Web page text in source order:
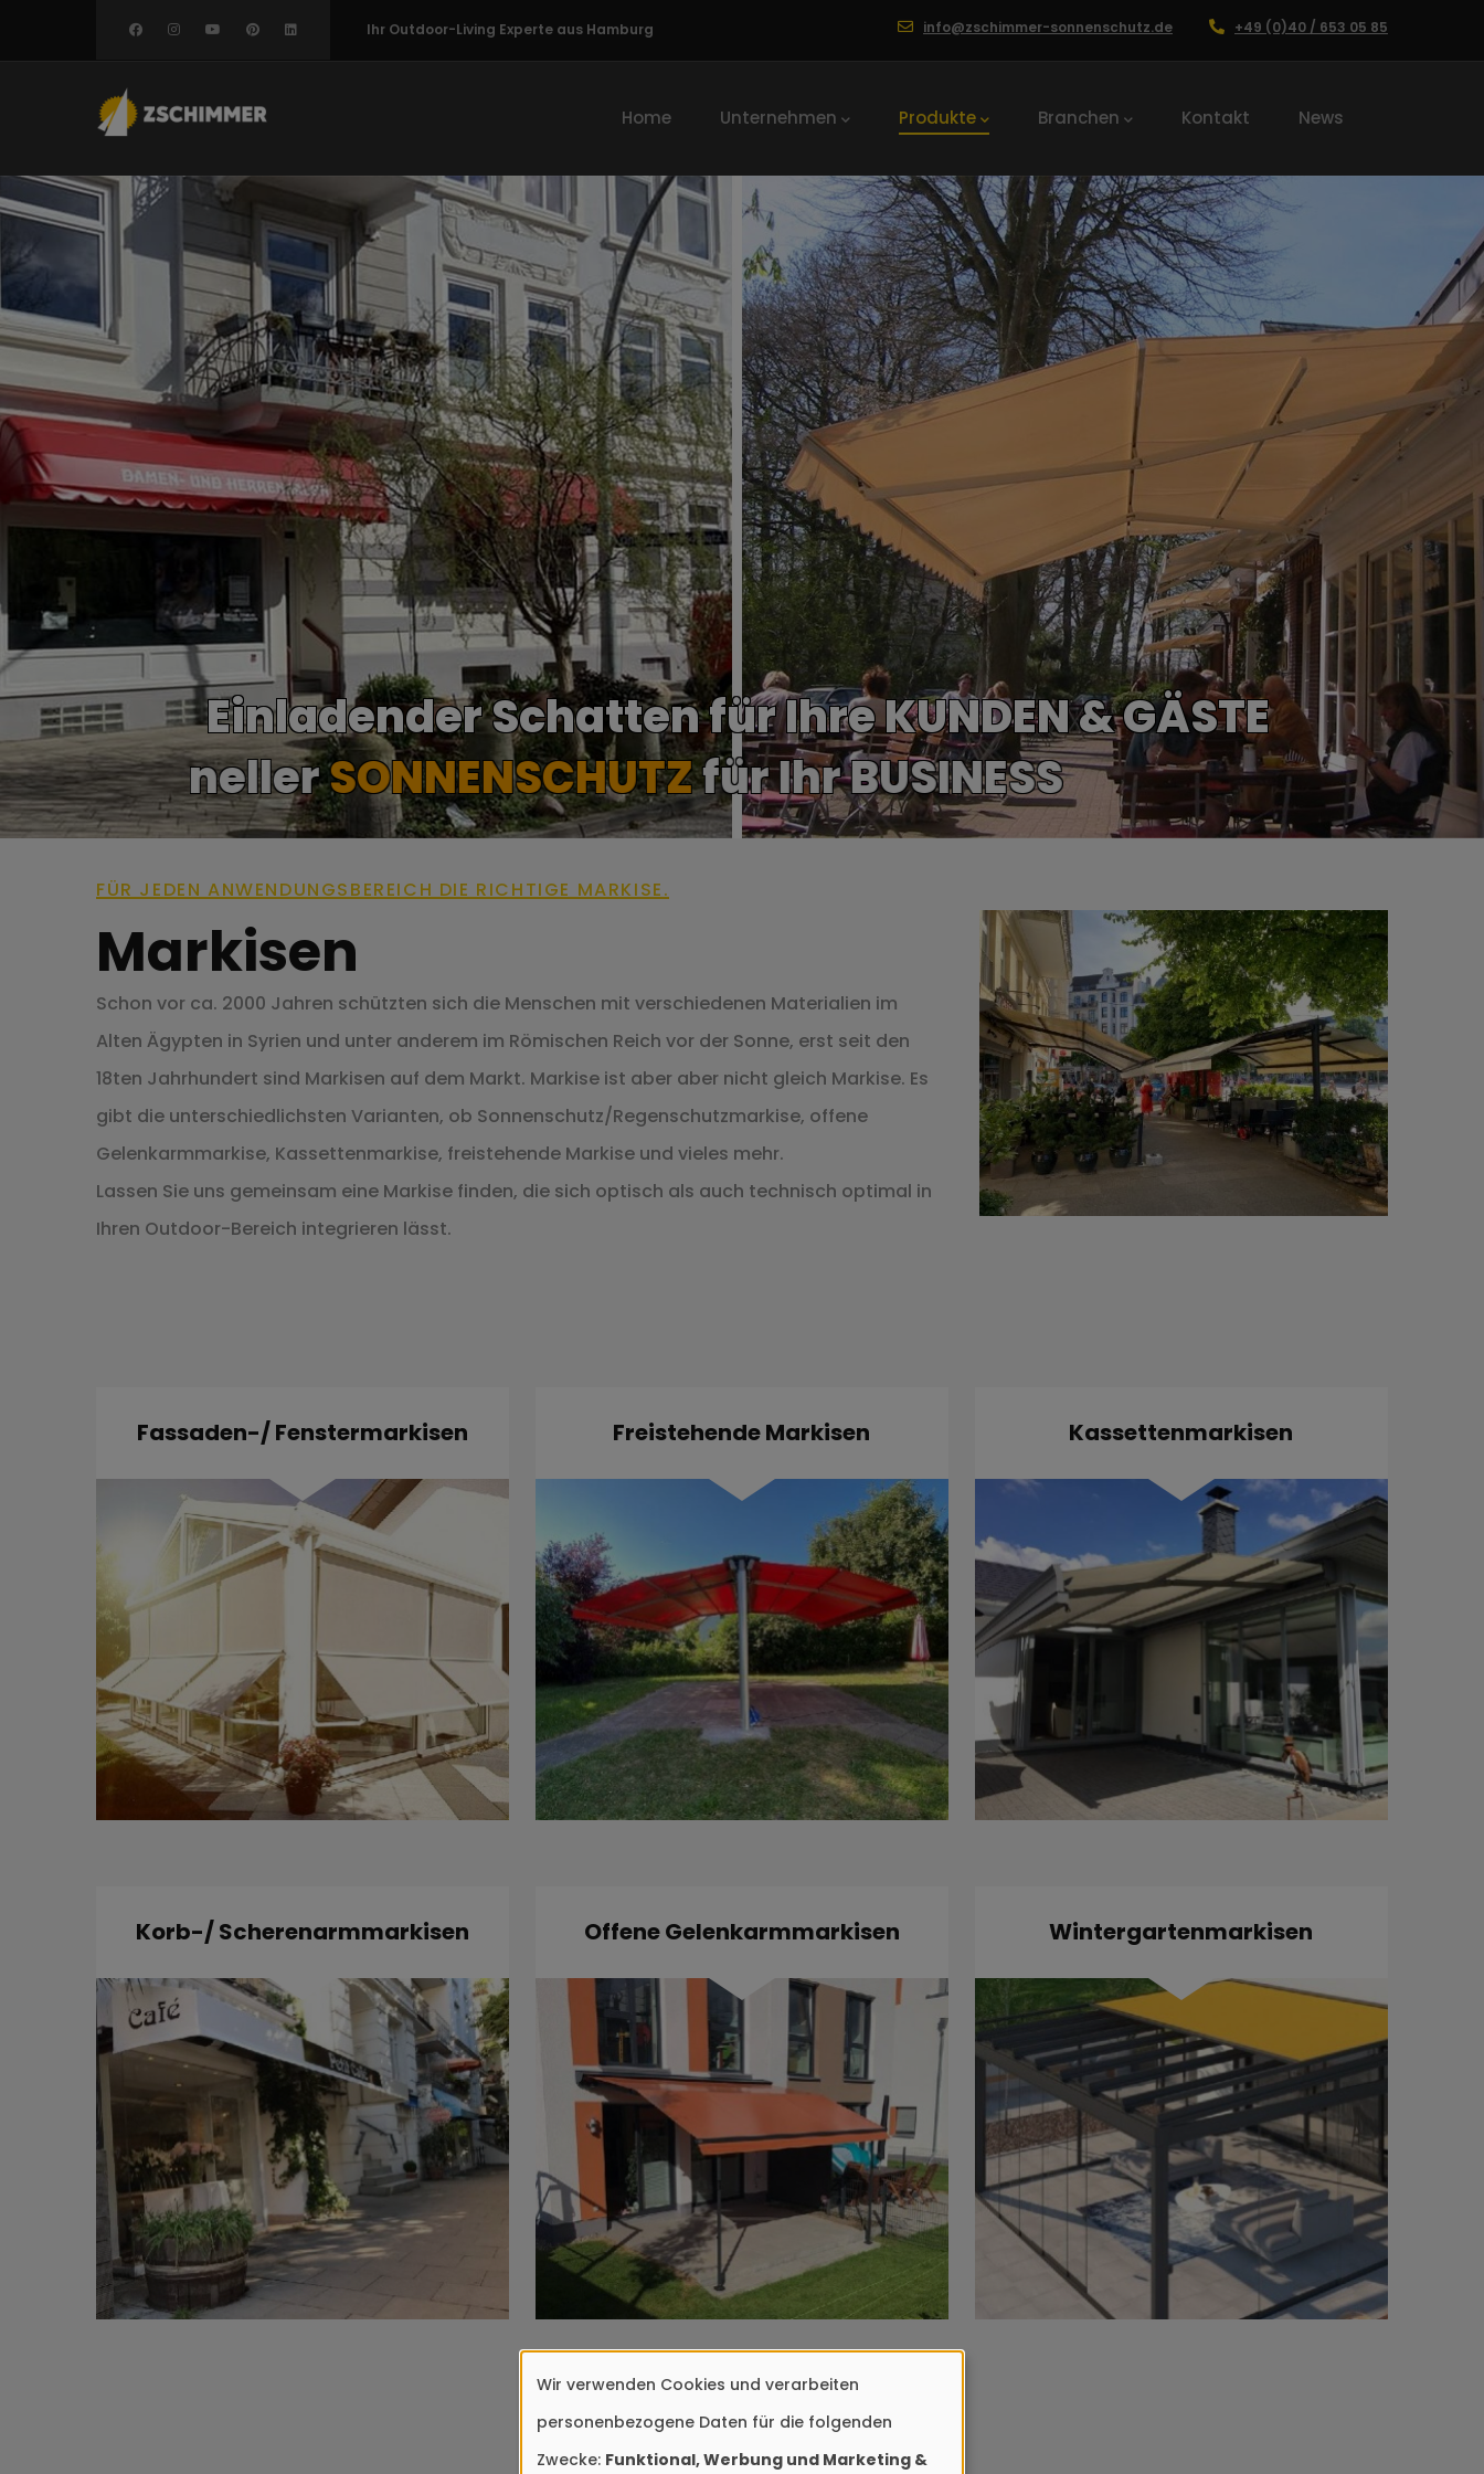
Ihr Outdoor-Living Experte aus Hamburg info@zschimmer-sonnenschutz.de +49 (0)40 / 653 05 85
Home Unternehmen Produkte Branchen Kontakt News
ProfessionellerSONNENSCHUTZfür Ihr BUSINESS
Einladender Schatten für Ihre KUNDEN & GÄSTE
FÜR JEDEN ANWENDUNGSBEREICH DIE RICHTIGE MARKISE.
Markisen
Schon vor ca. 2000 Jahren schützten sich die Menschen mit verschiedenen Materialien im
Alten Ägypten in Syrien und unter anderem im Römischen Reich vor der Sonne, erst seit den
18ten Jahrhundert sind Markisen auf dem Markt. Markise ist aber aber nicht gleich Markise. Es
gibt die unterschiedlichsten Varianten, ob Sonnenschutz/Regenschutzmarkise, offene
Gelenkarmmarkise, Kassettenmarkise, freistehende Markise und vieles mehr.
Lassen Sie uns gemeinsam eine Markise finden, die sich optisch als auch technisch optimal in
Ihren Outdoor-Bereich integrieren lässt.
Fassaden-/ Fenstermarkisen Freistehende Markisen Kassettenmarkisen
Korb-/ Scherenarmmarkisen Offene Gelenkarmmarkisen Wintergartenmarkisen
Verwendung
von
Wir verwenden Cookies und verarbeiten
personenbezogene Daten für die folgenden
Zwecke: Funktional, Werbung und Marketing &